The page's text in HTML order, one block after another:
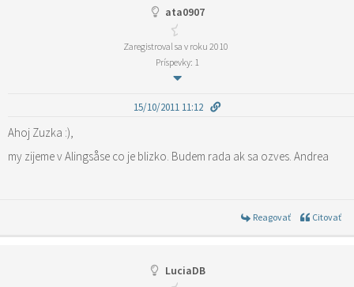
ata0907
Zaregistroval sa v roku 2010
Príspevky: 1
15/10/2011 11:12
Ahoj Zuzka :),
my zijeme v Alingsåse co je blizko. Budem rada ak sa ozves. Andrea
Reagovať Citovať
LuciaDB